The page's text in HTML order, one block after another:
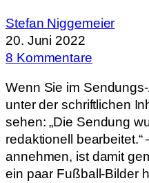
Stefan Niggemeier
20. Juni 2022
8 Kommentare
Wenn Sie im
unter der schriftlichen
sehen: „Die Sendung
redaktionell bearbeitet.“
annehmen, ist damit
ein paar Fußball-Bilder